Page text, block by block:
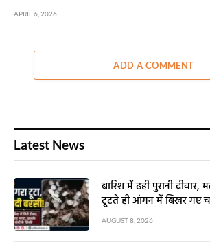
APRIL 6, 2026
ADD A COMMENT
Latest News
बारिश में ढही पुरानी
टूटते ही आंगन में बिखर गए
AUGUST 8, 2026